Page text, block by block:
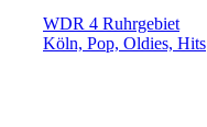
WDR 4 Ruhrgebiet
Köln, Pop, Oldies, Hits